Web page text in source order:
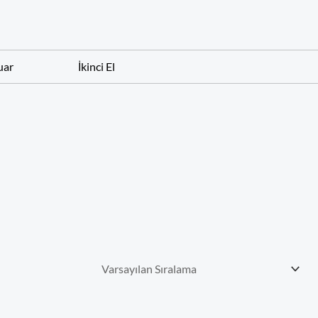
İkinci El